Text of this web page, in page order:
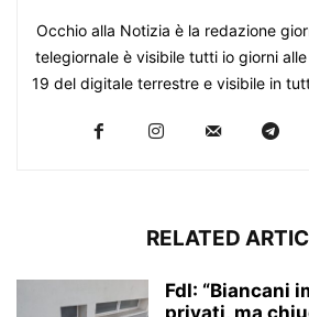
Occhio alla Notizia è la redazione
telegiornale è visibile tutti io giorni
19 del digitale terrestre e visibile in
RELATED
FdI: “Biancani